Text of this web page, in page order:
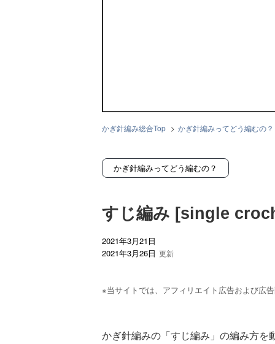
かぎ針編み総合Top > かぎ針編みってどう編むの？
かぎ針編みってどう編むの？
すじ編み [single
2021年3月21日
2021年3月26日
※当サイトでは、アフィリエイト広告および広
かぎ針編みの「すじ編み」の編み方を